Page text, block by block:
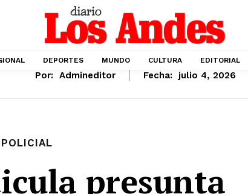
DEPORTES MUNDO CULTURA EDITORIAL
Por: Admineditor Fecha: julio 4, 2026
POLICIAL
presunta